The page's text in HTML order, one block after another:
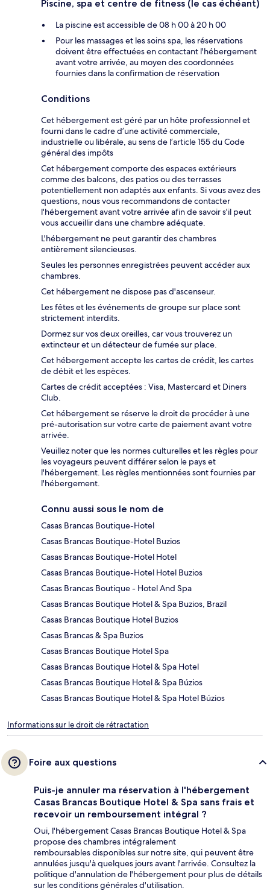
Piscine, spa et centre de fitness (le cas échéant)
La piscine est accessible de 08 h 00 à 20 h 00
Pour les massages et les soins spa, les réservations
doivent être effectuées en contactant l'hébergement
avant votre arrivée, au moyen des coordonnées
fournies dans la confirmation de réservation
Conditions
Cet hébergement est géré par un hôte professionnel et
fourni dans le cadre d’une activité commerciale,
industrielle ou libérale, au sens de l’article 155 du Code
général des impôts
Cet hébergement comporte des espaces extérieurs
comme des balcons, des patios ou des terrasses
potentiellement non adaptés aux enfants. Si vous avez des
questions, nous vous recommandons de contacter
l'hébergement avant votre arrivée afin de savoir s'il peut
vous accueillir dans une chambre adéquate.
L'hébergement ne peut garantir des chambres
entièrement silencieuses.
Seules les personnes enregistrées peuvent accéder aux
chambres.
Cet hébergement ne dispose pas d'ascenseur.
Les fêtes et les événements de groupe sur place sont
strictement interdits.
Dormez sur vos deux oreilles, car vous trouverez un
extincteur et un détecteur de fumée sur place.
Cet hébergement accepte les cartes de crédit, les cartes
de débit et les espèces.
Cartes de crédit acceptées : Visa, Mastercard et Diners
Club.
Cet hébergement se réserve le droit de procéder à une
pré-autorisation sur votre carte de paiement avant votre
arrivée.
Veuillez noter que les normes culturelles et les règles pour
les voyageurs peuvent différer selon le pays et
l'hébergement. Les règles mentionnées sont fournies par
l'hébergement.
Connu aussi sous le nom de
Casas Brancas Boutique-Hotel
Casas Brancas Boutique-Hotel Buzios
Casas Brancas Boutique-Hotel Hotel
Casas Brancas Boutique-Hotel Hotel Buzios
Casas Brancas Boutique - Hotel And Spa
Casas Brancas Boutique Hotel & Spa Buzios, Brazil
Casas Brancas Boutique Hotel Buzios
Casas Brancas & Spa Buzios
Casas Brancas Boutique Hotel Spa
Casas Brancas Boutique Hotel & Spa Hotel
Casas Brancas Boutique Hotel & Spa Búzios
Casas Brancas Boutique Hotel & Spa Hotel Búzios
Informations sur le droit de rétractation
Foire aux questions
Puis-je annuler ma réservation à l'hébergement
Casas Brancas Boutique Hotel & Spa sans frais et
recevoir un remboursement intégral ?
Oui, l'hébergement Casas Brancas Boutique Hotel & Spa
propose des chambres intégralement
remboursables disponibles sur notre site, qui peuvent être
annulées jusqu'à quelques jours avant l'arrivée. Consultez la
politique d'annulation de l'hébergement pour plus de détails
sur les conditions générales d'utilisation.